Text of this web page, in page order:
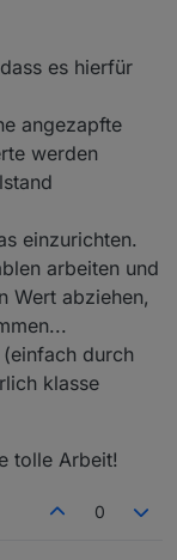
mir jetzt der
mit einem
der Inhalt des
wert de
Worten der -
werden
in einen
es hierfür
angezapfte
werden
einzurichten.
arbeiten und
Wert abziehen,
durch
klasse
tolle Arbeit!
0